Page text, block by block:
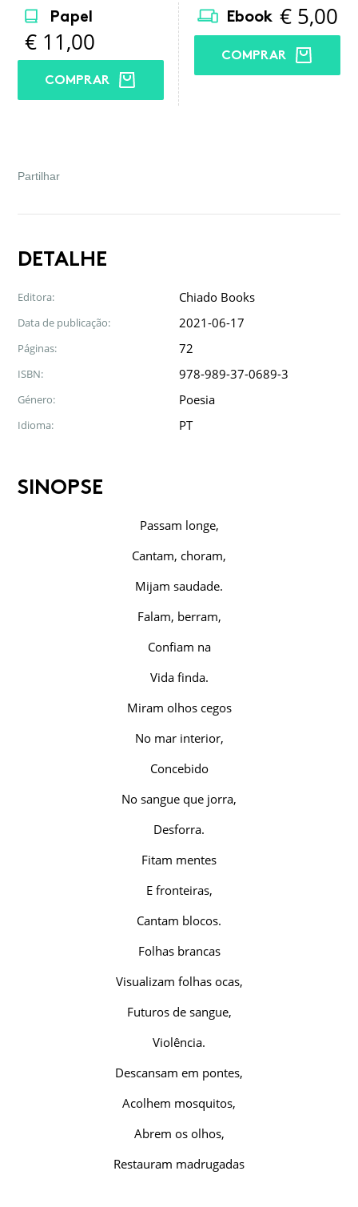
Papel
€ 11,00
COMPRAR
Ebook € 5,00
COMPRAR
Partilhar
DETALHE
Editora: Chiado Books
Data de publicação: 2021-06-17
Páginas: 72
ISBN: 978-989-37-0689-3
Género: Poesia
Idioma: PT
SINOPSE
Passam longe,
Cantam, choram,
Mijam saudade.
Falam, berram,
Confiam na
Vida finda.
Miram olhos cegos
No mar interior,
Concebido
No sangue que jorra,
Desforra.
Fitam mentes
E fronteiras,
Cantam blocos.
Folhas brancas
Visualizam folhas ocas,
Futuros de sangue,
Violência.
Descansam em pontes,
Acolhem mosquitos,
Abrem os olhos,
Restauram madrugadas